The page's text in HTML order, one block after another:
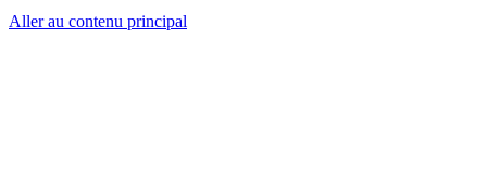
Aller au contenu principal